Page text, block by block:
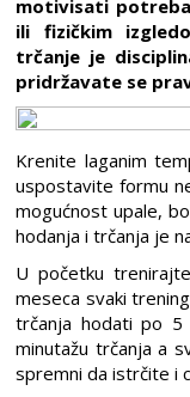
motivisati
ili fizičkim
trčanje je
pridržavate se
Krenite laganim
uspostavite formu
mogućnost upale,
hodanja i trčanja je
U početku
meseca svaki
trčanja hodati po 5
minutažu trčanja a
spremni da istrčite i